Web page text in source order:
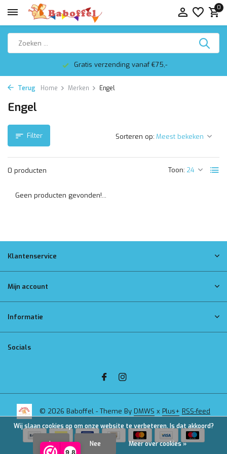
9,8
0
Gratis verzending vanaf €75,-
Terug Home Merken Engel
Engel
Filter
0 producten Toon:
Sorteren op:
Geen producten gevonden!...
Klantenservice
Mijn account
Informatie
Socials
© 2026 Baboffel - Theme By DMWS x Plus+ RSS-feed
Wij slaan cookies op om onze website te verbeteren. Is dat akkoord?
Ja Nee Meer over cookies »